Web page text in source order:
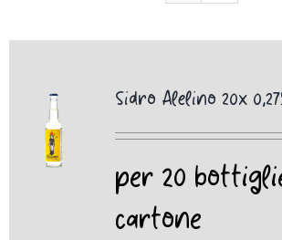
Sidro Alelino 20x
per 20
cartone